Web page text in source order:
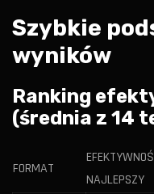
Szybkie
wyników
Ranking
(średnia z 14
FORMAT
NAJLEPSZY